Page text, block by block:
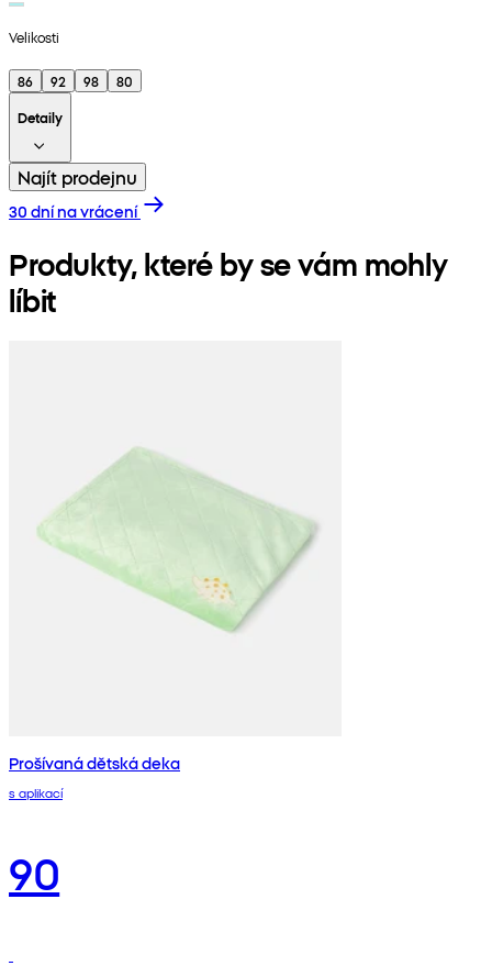
Velikosti
86 92 98
80
Detaily
Najít prodejnu
30 dní na vrácení
Produkty, které by se vám mohly
líbit
Prošívaná dětská deka
s aplikací
90